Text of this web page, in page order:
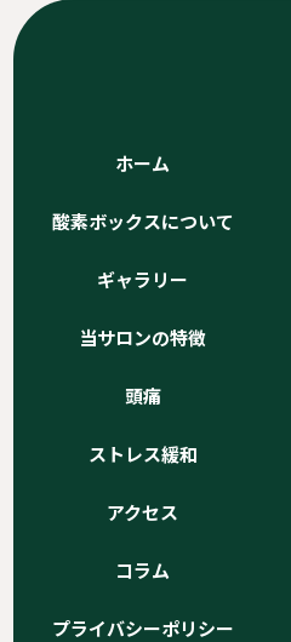
ホーム
酸素ボックスについて
ギャラリー
当サロンの特徴
頭痛
ストレス緩和
アクセス
コラム
プライバシーポリシー